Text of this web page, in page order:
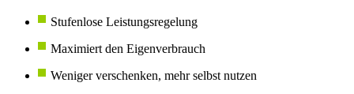
Stufenlose Leistungsregelung
Maximiert den Eigenverbrauch
Weniger verschenken, mehr selbst nutzen